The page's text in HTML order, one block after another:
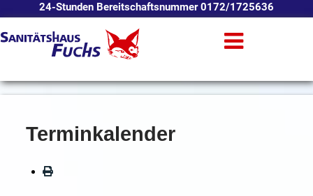
24-Stunden Bereitschaftsnummer 0172/1725636
Terminkalender